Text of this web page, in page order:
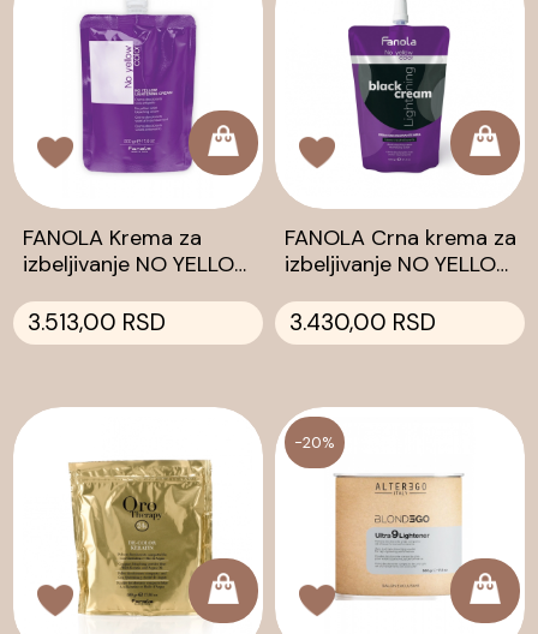
FANOLA Krema za
izbeljivanje NO YELLOW
3.513,00 RSD
FANOLA Crna krema za
izbeljivanje NO YELLOW
3.430,00 RSD
-20%